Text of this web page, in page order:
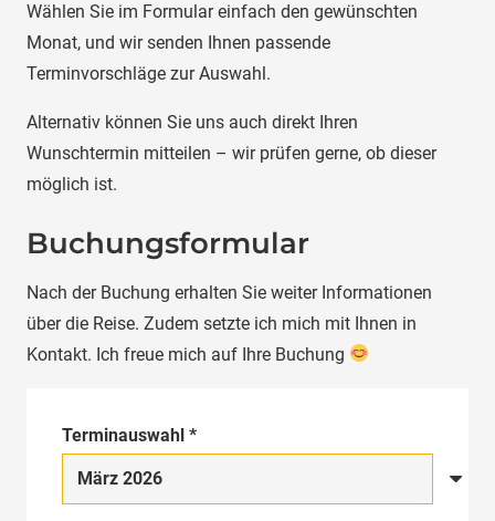
Wählen Sie im Formular einfach den gewünschten
Monat, und wir senden Ihnen passende
Terminvorschläge zur Auswahl.
Alternativ können Sie uns auch direkt Ihren
Wunschtermin mitteilen – wir prüfen gerne, ob dieser
möglich ist.
Buchungsformular
Nach der Buchung erhalten Sie weiter Informationen
über die Reise. Zudem setzte ich mich mit Ihnen in
Kontakt. Ich freue mich auf Ihre Buchung
Terminauswahl *